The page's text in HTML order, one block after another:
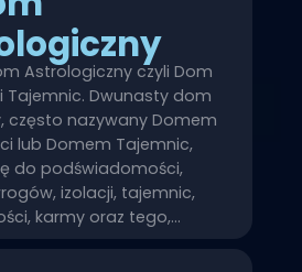
Astrologiczny czyli Dom
Tajemnic. Dwunasty dom
często nazywany Domem
lub Domem Tajemnic,
do podświadomości,
izolacji, tajemnic,
karmy oraz tego,…